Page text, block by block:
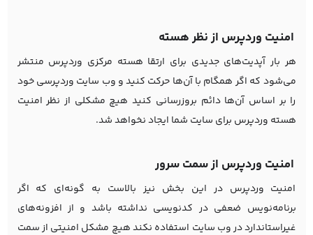
امنیت وردپرس از نظر هسته
هر بار آپدیت‌های جدیدی برای ارتقا هسته مرکزی وردپرس منتشر
می‌شود که اگر همگام با آن‌ها حرکت کنید و وب سایت وردپرسی خود
را بر اساس آن‌ها دائم بروزرسانی کنید هیچ مشکلی از نظر امنیت
هسته وردپرس برای سایت شما ایجاد نخواهد شد.
امنیت وردپرس از سمت سرور
امنیت وردپرس در این بخش نیز بالاست به گونه‌ای که اگر
برنامه‌نویس ضعفی در کدنویسی نداشته باشد و از افزونه‌های
غیراستاندارد در وب سایت استفاده نکند هیچ مشکل امنیتی از سمت